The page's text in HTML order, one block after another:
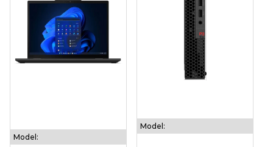
Model:
Model: